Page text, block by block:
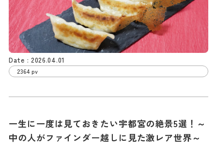
2026.04.01
2364 pv
一生に一度は見ておきたい宇都宮の絶景5選！～
中の人がファインダー越しに見た激レア世界～